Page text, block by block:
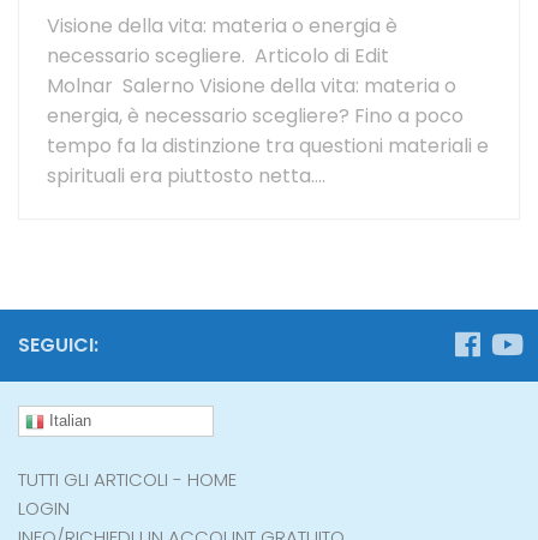
Visione della vita: materia o energia è
necessario scegliere. Articolo di Edit
Molnar Salerno Visione della vita: materia o
energia, è necessario scegliere? Fino a poco
tempo fa la distinzione tra questioni materiali e
spirituali era piuttosto netta....
SEGUICI:
Italian
TUTTI GLI ARTICOLI - HOME
LOGIN